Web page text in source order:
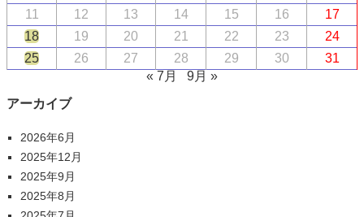
11
12 13 14 15 16
17
18
19 20 21 22 23
24
25
26 27 28 29 30
31
« 7月
9月 »
アーカイブ
2026年6月
2025年12月
2025年9月
2025年8月